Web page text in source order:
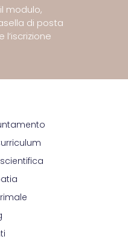
modulo,
di posta